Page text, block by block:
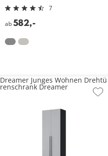
7
ab 582,-
Dreamer Junges Wohnen Drehtü
renschrank Dreamer